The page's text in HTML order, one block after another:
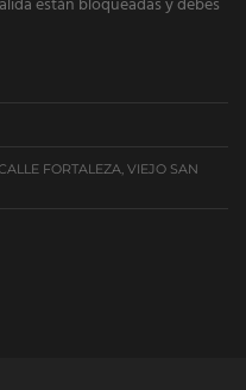
FORTALEZA, VIEJO SAN